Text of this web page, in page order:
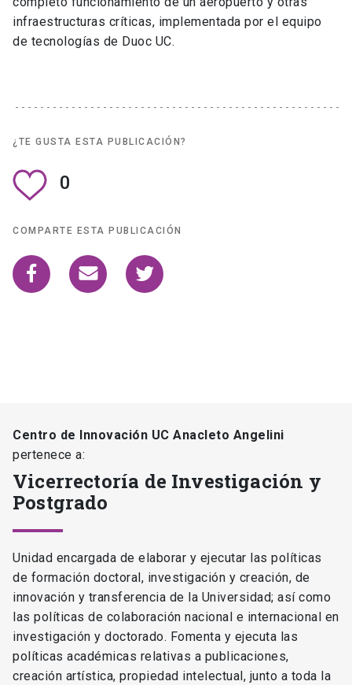
infraestructuras críticas, implementada por el equipo
de tecnologías de Duoc UC.
¿TE GUSTA ESTA PUBLICACIÓN?
0
COMPARTE ESTA PUBLICACIÓN
Centro de Innovación UC Anacleto Angelini
pertenece a:
Vicerrectoría de Investigación y
Postgrado
Unidad encargada de elaborar y ejecutar las políticas
de formación doctoral, investigación y creación, de
innovación y transferencia de la Universidad; así como
las políticas de colaboración nacional e internacional en
investigación y doctorado. Fomenta y ejecuta las
políticas académicas relativas a publicaciones,
creación artística, propiedad intelectual, junto a toda la